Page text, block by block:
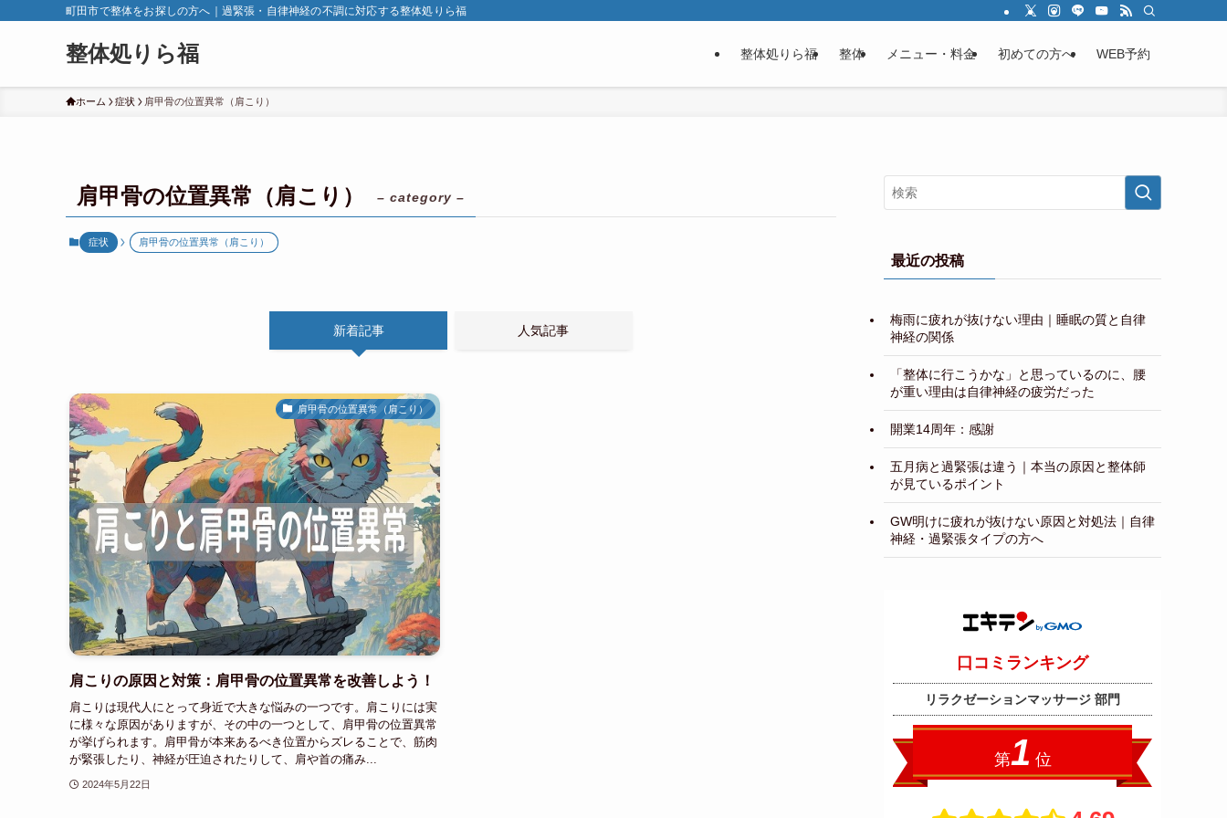
町田市で整体をお探しの方へ｜過緊張・自律神経の不調に対応する整体処りら福
整体処りら福 整体処りら福 整体 メニュー・料金 初めての方へ WEB予約
ホーム 症状 肩甲骨の位置異常（肩こり）
肩甲骨の位置異常（肩こり） – category –
症状 肩甲骨の位置異常（肩こり）
新着記事 人気記事
肩甲骨の位置異常（肩こり）
肩こりの原因と対策：肩甲骨の位置異常を改善しよう！
肩こりは現代人にとって身近で大きな悩みの一つです。肩こりには実
に様々な原因がありますが、その中の一つとして、肩甲骨の位置異常
が挙げられます。肩甲骨が本来あるべき位置からズレることで、筋肉
が緊張したり、神経が圧迫されたりして、肩や首の痛み...
2024年5月22日
最近の投稿
梅雨に疲れが抜けない理由｜睡眠の質と自律
神経の関係
「整体に行こうかな」と思っているのに、腰
が重い理由は自律神経の疲労だった
開業14周年：感謝
五月病と過緊張は違う｜本当の原因と整体師
が見ているポイント
GW明けに疲れが抜けない原因と対処法｜自律
神経・過緊張タイプの方へ